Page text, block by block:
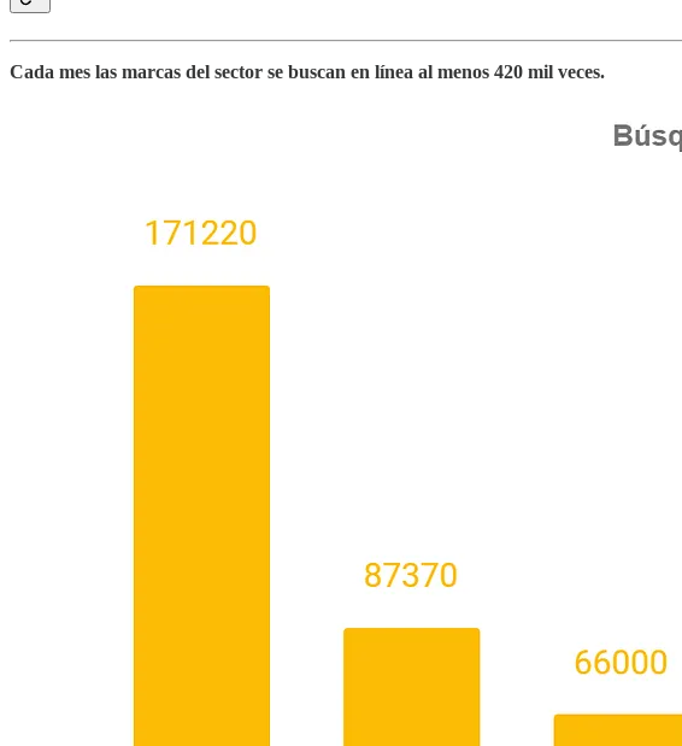
Cada mes las marcas del sector se buscan en línea al menos 420 mil veces.